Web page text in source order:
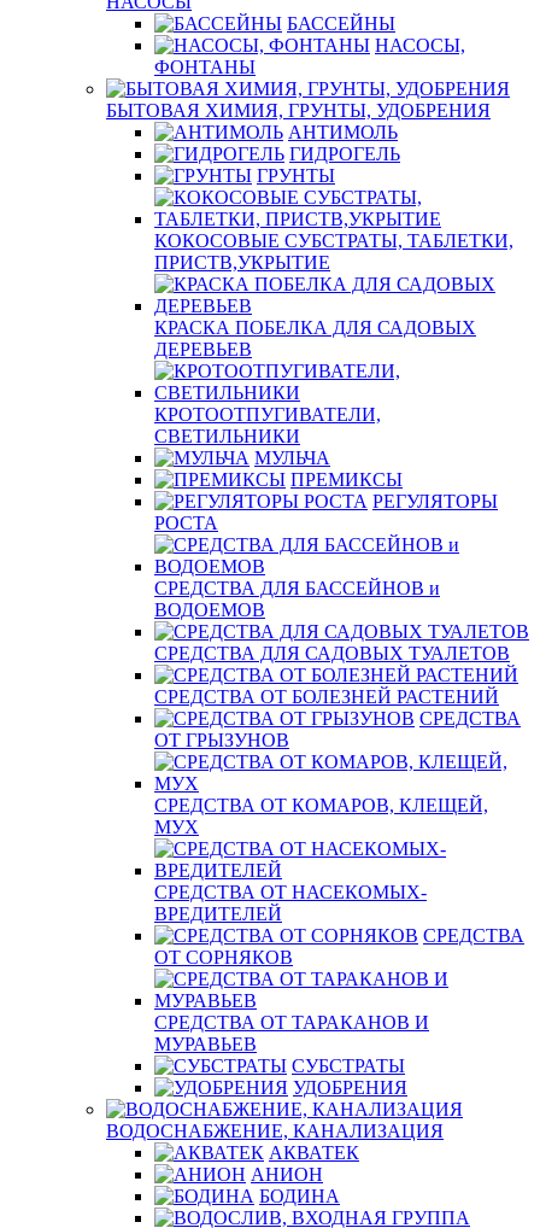
БАССЕЙНЫ
НАСОСЫ,
ФОНТАНЫ
БЫТОВАЯ ХИМИЯ, ГРУНТЫ, УДОБРЕНИЯ
АНТИМОЛЬ
ГИДРОГЕЛЬ
ГРУНТЫ
КОКОСОВЫЕ СУБСТРАТЫ, ТАБЛЕТКИ,
ПРИСТВ,УКРЫТИЕ
КРАСКА ПОБЕЛКА ДЛЯ САДОВЫХ
ДЕРЕВЬЕВ
КРОТООТПУГИВАТЕЛИ,
СВЕТИЛЬНИКИ
МУЛЬЧА
ПРЕМИКСЫ
РЕГУЛЯТОРЫ
РОСТА
СРЕДСТВА ДЛЯ БАССЕЙНОВ и
ВОДОЕМОВ
СРЕДСТВА ДЛЯ САДОВЫХ ТУАЛЕТОВ
СРЕДСТВА ОТ БОЛЕЗНЕЙ РАСТЕНИЙ
СРЕДСТВА
ОТ ГРЫЗУНОВ
СРЕДСТВА ОТ КОМАРОВ, КЛЕЩЕЙ,
МУХ
СРЕДСТВА ОТ НАСЕКОМЫХ-
ВРЕДИТЕЛЕЙ
СРЕДСТВА
ОТ СОРНЯКОВ
СРЕДСТВА ОТ ТАРАКАНОВ И
МУРАВЬЕВ
СУБСТРАТЫ
УДОБРЕНИЯ
ВОДОСНАБЖЕНИЕ, КАНАЛИЗАЦИЯ
АКВАТЕК
АНИОН
БОДИНА